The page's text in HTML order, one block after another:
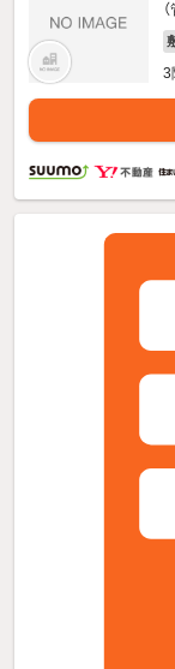
3